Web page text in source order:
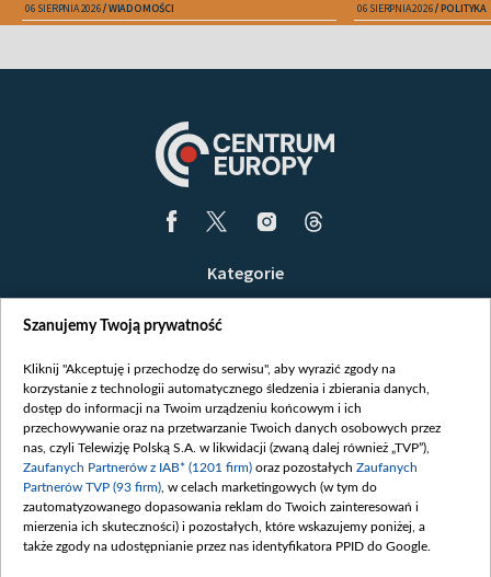
06 SIERPNIA 2026 WIADOMOŚCI 06 SIERPNIA 2026 POLITYKA
Kategorie
Opinie
Białoruś / Polska
Czytelnia
Centrum Europy
O nas
Kontakt
Informacje o nadawcy
Szanujemy Twoją prywatność
Kliknij "Akceptuję i przechodzę do serwisu", aby wyrazić zgody na
korzystanie z technologii automatycznego śledzenia i zbierania danych,
dostęp do informacji na Twoim urządzeniu końcowym i ich
przechowywanie oraz na przetwarzanie Twoich danych osobowych przez
nas, czyli Telewizję Polską S.A. w likwidacji (zwaną dalej również „TVP”),
Zaufanych Partnerów z IAB* (1201 firm) oraz pozostałych Zaufanych
Partnerów TVP (93 firm) , w celach marketingowych (w tym do
zautomatyzowanego dopasowania reklam do Twoich zainteresowań i
mierzenia ich skuteczności) i pozostałych, które wskazujemy poniżej, a
także zgody na udostępnianie przez nas identyfikatora PPID do Google.